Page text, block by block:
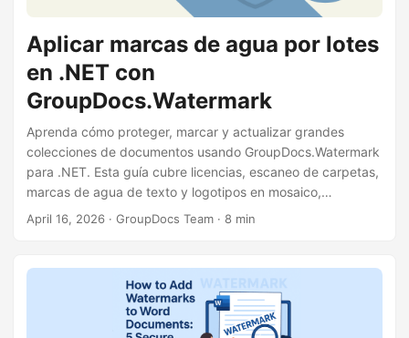
Aplicar marcas de agua por lotes
en .NET con
GroupDocs.Watermark
Aprenda cómo proteger, marcar y actualizar grandes
colecciones de documentos usando GroupDocs.Watermark
para .NET. Esta guía cubre licencias, escaneo de carpetas,
marcas de agua de texto y logotipos en mosaico,
procesamiento idempotente y reemplazo de logotipos con
April 16, 2026 · GroupDocs Team · 8 min